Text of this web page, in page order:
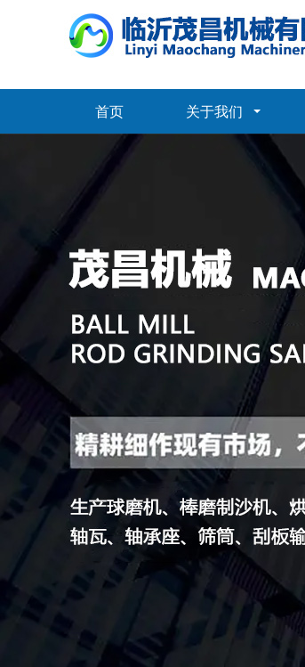
首页 关于我们